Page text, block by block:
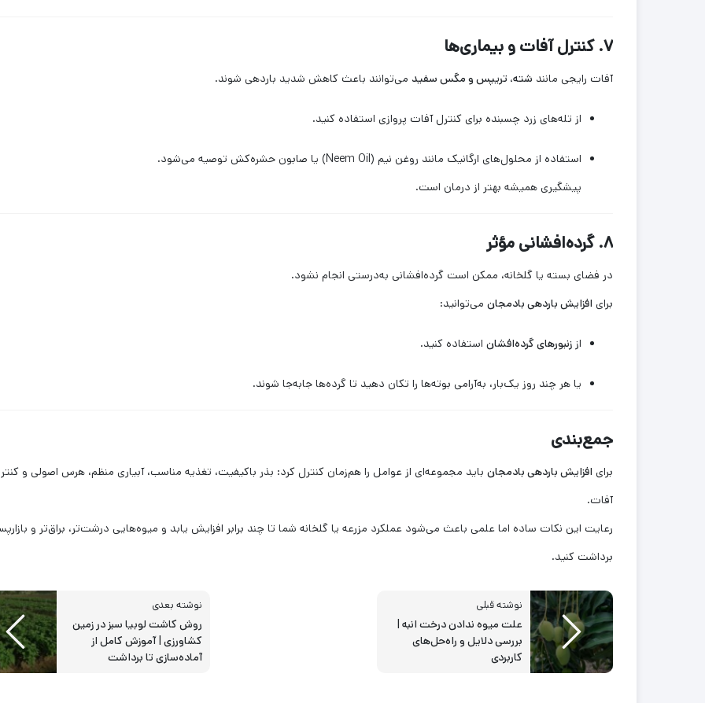
۷. کنترل آفات و بیماری‌ها
آفات رایجی مانند شته، تریپس و مگس سفید می‌توانند باعث کاهش شدید باردهی شوند.
از تله‌های زرد چسبنده برای کنترل آفات پروازی استفاده کنید.
استفاده از محلول‌های ارگانیک مانند روغن نیم (Neem Oil) یا صابون حشره‌کش توصیه می‌شود.
پیشگیری همیشه بهتر از درمان است.
۸. گرده‌افشانی مؤثر
در فضای بسته یا گلخانه، ممکن است گرده‌افشانی به‌درستی انجام نشود.
برای افزایش باردهی بادمجان می‌توانید:
از زنبورهای گرده‌افشان استفاده کنید.
یا هر چند روز یک‌بار، به‌آرامی بوته‌ها را تکان دهید تا گرده‌ها جابه‌جا شوند.
جمع‌بندی
برای افزایش باردهی بادمجان باید مجموعه‌ای از عوامل را هم‌زمان کنترل کرد: بذر باکیفیت، تغذیه مناسب، آبیاری منظم، هرس اصولی و
آفات.
رعایت این نکات ساده اما علمی باعث می‌شود عملکرد مزرعه یا گلخانه شما تا چند برابر افزایش یابد و میوه‌هایی درشت‌تر، براق‌تر و
برداشت کنید.
نوشته قبلی
علت میوه ندادن درخت انبه |
بررسی دلایل و راه‌حل‌های
کاربردی
نوشته بعدی
روش کاشت لوبیا سبز در زمین
کشاورزی | آموزش کامل از
آماده‌سازی تا برداشت